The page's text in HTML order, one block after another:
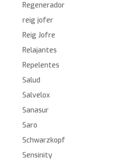
Regenerador
reig jofer
Reig Jofre
Relajantes
Repelentes
Salud
Salvelox
Sanasur
Saro
Schwarzkopf
Sensinity